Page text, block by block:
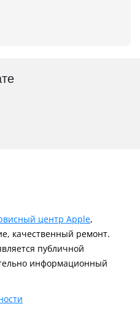
центр Apple,
качественный ремонт.
публичной
информационный